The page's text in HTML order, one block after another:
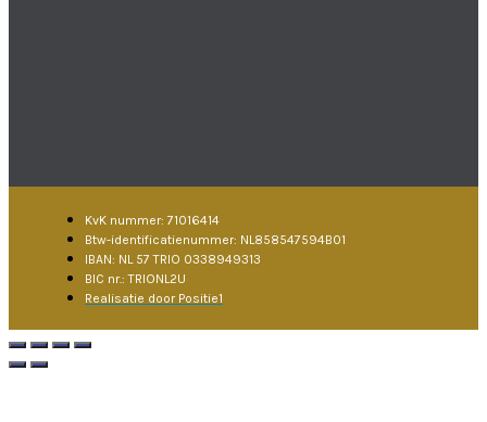
KvK nummer: 71016414
Btw-identificatienummer: NL858547594B01
IBAN: NL 57 TRIO 0338949313
BIC nr.: TRIONL2U
Realisatie door Positie1